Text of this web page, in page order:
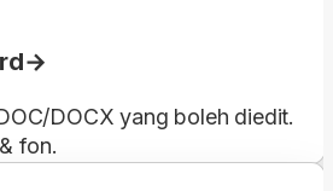
DOCX yang boleh diedit.
fon.